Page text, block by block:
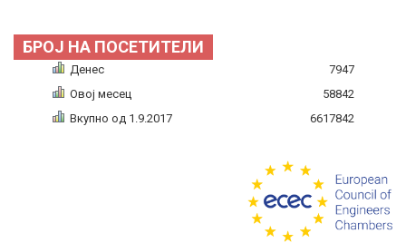
БРОЈ НА ПОСЕТИТЕЛИ
Денес
7947
Овој месец
58842
Вкупно од 1.9.2017
6617842